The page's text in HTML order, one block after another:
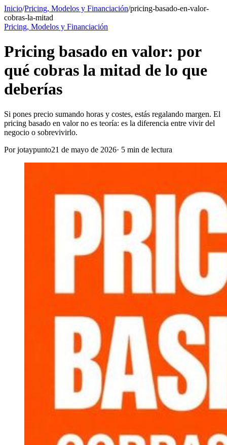
Inicio/Pricing, Modelos y Financiación/pricing-basado-en-valor-
cobras-la-mitad
Pricing, Modelos y Financiación
Pricing basado en valor: por
qué cobras la mitad de lo que
deberías
Si pones precio sumando horas y costes, estás regalando margen. El
pricing basado en valor no es teoría: es la diferencia entre vivir del
negocio o sobrevivirlo.
Porjotaypunto21 de mayo de 2026· 5 min de lectura